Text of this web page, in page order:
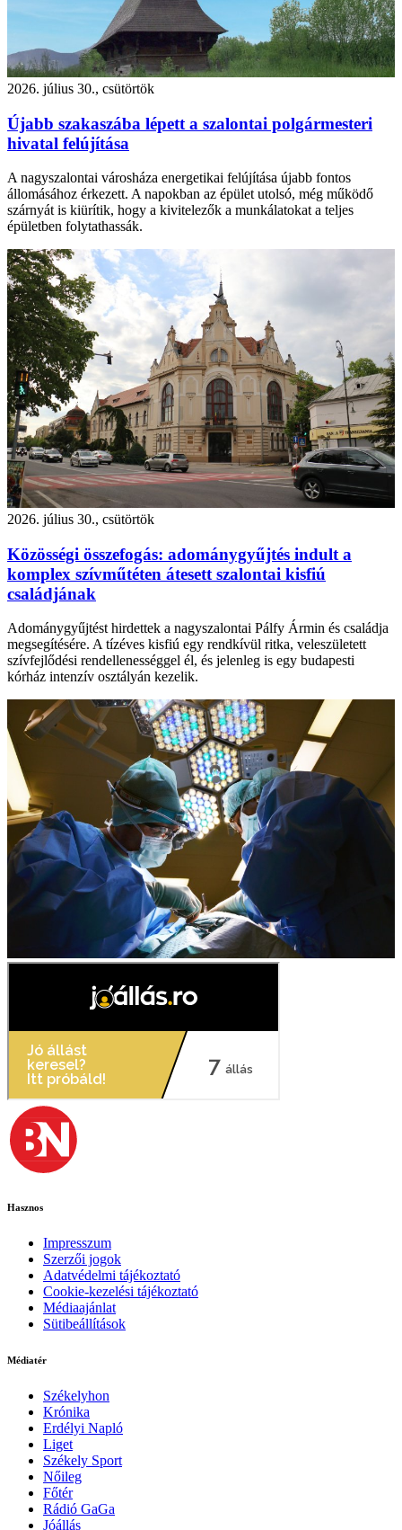
2026. július 30., csütörtök
Újabb szakaszába lépett a szalontai polgármesteri
hivatal felújítása
A nagyszalontai városháza energetikai felújítása újabb fontos
állomásához érkezett. A napokban az épület utolsó, még működő
szárnyát is kiürítik, hogy a kivitelezők a munkálatokat a teljes
épületben folytathassák.
2026. július 30., csütörtök
Közösségi összefogás: adománygyűjtés indult a
komplex szívműtéten átesett szalontai kisfiú
családjának
Adománygyűjtést hirdettek a nagyszalontai Pálfy Ármin és családja
megsegítésére. A tízéves kisfiú egy rendkívül ritka, veleszületett
szívfejlődési rendellenességgel él, és jelenleg is egy budapesti
kórház intenzív osztályán kezelik.
Hasznos
Impresszum
Szerzői jogok
Adatvédelmi tájékoztató
Cookie-kezelési tájékoztató
Médiaajánlat
Sütibeállítások
Médiatér
Székelyhon
Krónika
Erdélyi Napló
Liget
Székely Sport
Nőileg
Főtér
Rádió GaGa
Jóállás